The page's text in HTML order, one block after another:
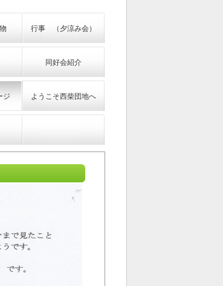
行事 （夕涼み会）
同好会紹介
ジ ようこそ西柴団地へ